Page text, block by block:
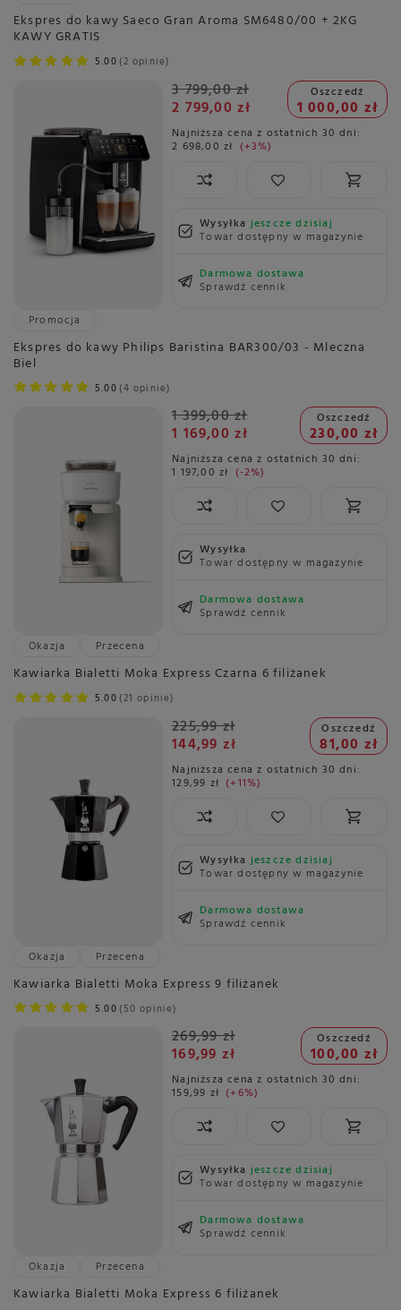
Ekspres do kawy Saeco Gran Aroma SM6480/00 + 2KG
KAWY GRATIS
5.00 2 opinie
3 799,00 zł
2 799,00 zł
Oszczedź
1 000,00 zł
Najniższa cena z ostatnich 30 dni:
2 698,00 zł +3%
Wysyłkajeszcze dzisiaj
Towar dostępny w magazynie
Darmowa dostawa
Sprawdź cennik
Promocja
Ekspres do kawy Philips Baristina BAR300/03 - Mleczna
Biel
5.00 4 opinie
1 399,00 zł
1 169,00 zł
Oszczedź
230,00 zł
Najniższa cena z ostatnich 30 dni:
1 197,00 zł -2%
Wysyłka
Towar dostępny w magazynie
Darmowa dostawa
Sprawdź cennik
Okazja
Przecena
Kawiarka Bialetti Moka Express Czarna 6 filiżanek
5.00 21 opinie
225,99 zł
144,99 zł
Oszczedź
81,00 zł
Najniższa cena z ostatnich 30 dni:
129,99 zł +11%
Wysyłkajeszcze dzisiaj
Towar dostępny w magazynie
Darmowa dostawa
Sprawdź cennik
Okazja
Przecena
Kawiarka Bialetti Moka Express 9 filiżanek
5.00 50 opinie
269,99 zł
169,99 zł
Oszczedź
100,00 zł
Najniższa cena z ostatnich 30 dni:
159,99 zł +6%
Wysyłkajeszcze dzisiaj
Towar dostępny w magazynie
Darmowa dostawa
Sprawdź cennik
Okazja
Przecena
Kawiarka Bialetti Moka Express 6 filiżanek